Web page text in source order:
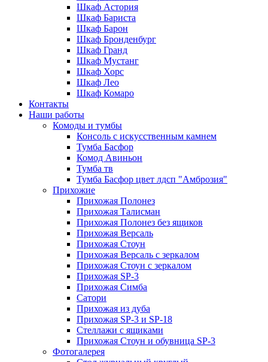
Шкаф Астория
Шкаф Бариста
Шкаф Барон
Шкаф Бронденбург
Шкаф Гранд
Шкаф Мустанг
Шкаф Хорс
Шкаф Лео
Шкаф Комаро
Контакты
Наши работы
Комоды и тумбы
Консоль с искусственным камнем
Тумба Басфор
Комод Авиньон
Тумба тв
Тумба Басфор цвет лдсп "Амброзия"
Прихожие
Прихожая Полонез
Прихожая Талисман
Прихожая Полонез без ящиков
Прихожая Версаль
Прихожая Стоун
Прихожая Версаль с зеркалом
Прихожая Стоун с зеркалом
Прихожая SP-3
Прихожая Симба
Сатори
Прихожая из дуба
Прихожая SP-3 и SP-18
Стеллажи с ящиками
Прихожая Стоун и обувница SP-3
Фотогалерея